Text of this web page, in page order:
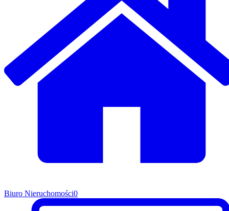
Biuro Nieruchomości0